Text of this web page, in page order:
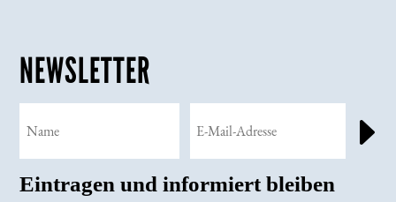
NEWSLETTER
E
Eintragen und informiert bleiben